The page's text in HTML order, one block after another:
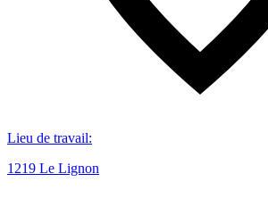
Lieu de travail:
1219 Le Lignon